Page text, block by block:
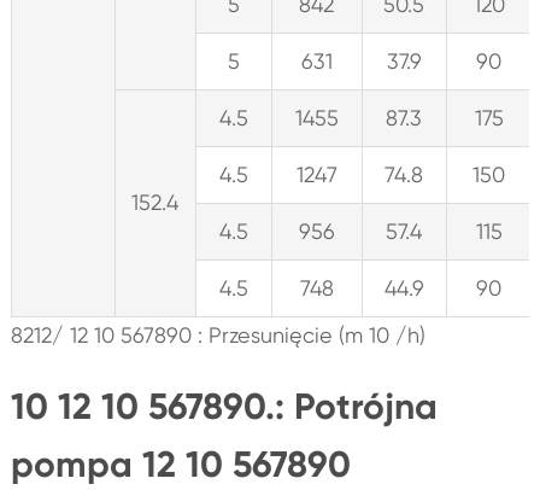
5 631 37.9 90
152.4
4.5 1455 87.3 175
4.5 1247 74.8 150
4.5 956 57.4 115
4.5 748 44.9
90
8212/ 12 10 567890 : Przesunięcie (m 10 /h)
10 12 10 567890.: Potrójna
pompa 12 10 567890